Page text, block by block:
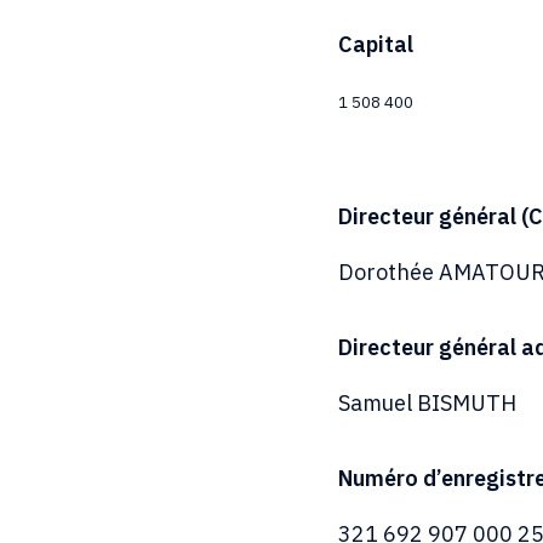
Capital
1 508 400
Directeur général
Dorothée
Directeur général
Samuel BISMUTH
Numéro
321 692 907 000 25